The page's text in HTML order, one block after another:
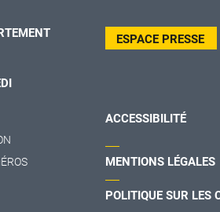
ESPACE PRESSE
ACCESSIBILITÉ
MENTIONS LÉGALES
POLITIQUE SUR LES